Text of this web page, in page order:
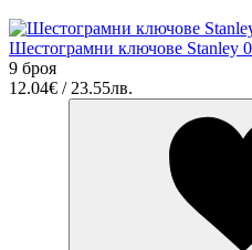
Шестограмни ключове Stanley
9 броя
12.04€ / 23.55лв.